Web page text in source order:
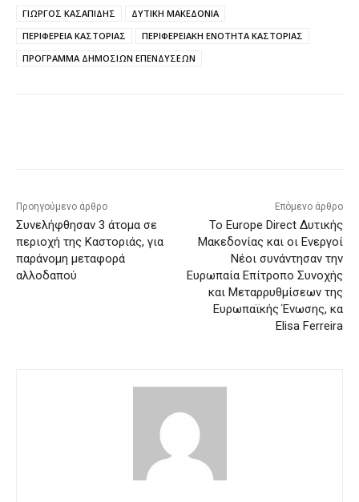
ΓΙΩΡΓΟΣ ΚΑΣΑΠΙΔΗΣ
ΔΥΤΙΚΗ ΜΑΚΕΔΟΝΙΑ
ΠΕΡΙΦΕΡΕΙΑ ΚΑΣΤΟΡΙΑΣ
ΠΕΡΙΦΕΡΕΙΑΚΗ ΕΝΟΤΗΤΑ ΚΑΣΤΟΡΙΑΣ
ΠΡΟΓΡΑΜΜΑ ΔΗΜΟΣΙΩΝ ΕΠΕΝΔΥΣΕΩΝ
Προηγούμενο άρθρο
Συνελήφθησαν 3 άτομα σε
περιοχή της Καστοριάς, για
παράνομη μεταφορά
αλλοδαπού
Επόμενο άρθρο
Το Europe Direct Δυτικής
Μακεδονίας και οι Ενεργοί
Νέοι συνάντησαν την
Ευρωπαία Επίτροπο Συνοχής
και Μεταρρυθμίσεων της
Ευρωπαϊκής Ένωσης, κα
Elisa Ferreira